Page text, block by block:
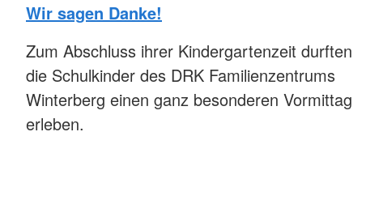
Wir sagen Danke!
Zum Abschluss ihrer Kindergartenzeit durften
die Schulkinder des DRK Familienzentrums
Winterberg einen ganz besonderen Vormittag
erleben.